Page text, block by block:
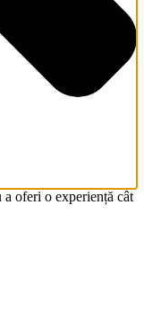
oferi o experiență cât